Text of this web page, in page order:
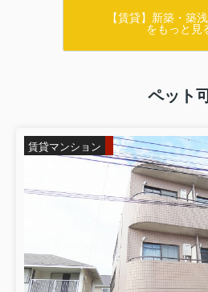
【賃貸】新築・築
をもっと見
ペット
賃貸マンション